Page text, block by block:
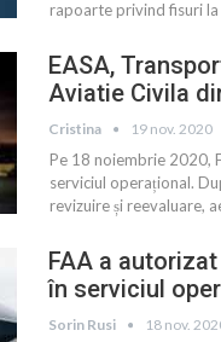
rapoarte privind fisuri
EASA,
Aviatie Civila
Cristina 19 nov. 2020
Pe 18 noiembrie 2020,
serviciul operațional.
revizuire și reevaluare,
FAA a
în serviciul
Sorin Rusi 18 nov.